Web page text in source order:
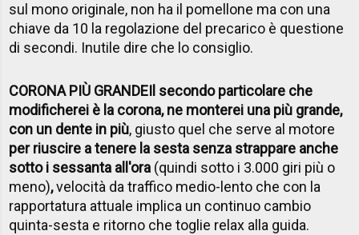
sul mono originale, non ha il pomellone ma con una
chiave da 10 la regolazione del precarico è questione
di secondi. Inutile dire che lo consiglio.
CORONA PIÙ GRANDEIl secondo particolare che
modificherei è la corona, ne monterei una più grande,
con un dente in più, giusto quel che serve al motore
per riuscire a tenere la sesta senza strappare anche
sotto i sessanta all'ora (quindi sotto i 3.000 giri più o
meno),velocità da traffico medio-lento che con la
rapportatura attuale implica un continuo cambio
quinta-sesta e ritorno che toglie relax alla guida.